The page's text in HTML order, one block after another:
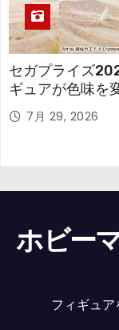
セガプライズ
ギュアが色味を
7月 29, 2026
ホビー
フィギュ